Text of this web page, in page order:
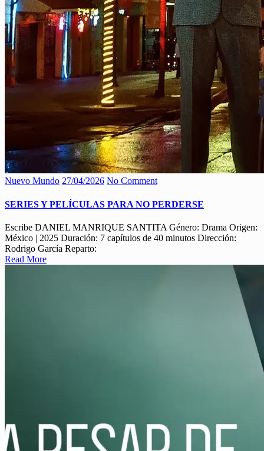
Nuevo Mundo 27/04/2026 No Comment
SERIES Y PELÍCULAS PARA NO PERDERSE
Escribe DANIEL MANRIQUE SANTITA Género: Drama Origen:
México | 2025 Duración: 7 capítulos de 40 minutos Dirección:
Rodrigo García Reparto:
Read More